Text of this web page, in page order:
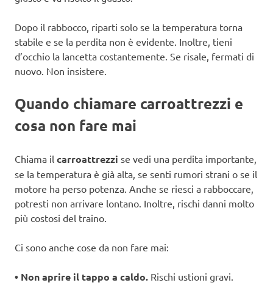
Dopo il rabbocco, riparti solo se la temperatura torna
stabile e se la perdita non è evidente. Inoltre, tieni
d’occhio la lancetta costantemente. Se risale, fermati di
nuovo. Non insistere.
Quando chiamare carroattrezzi e
cosa non fare mai
Chiama il carroattrezzi se vedi una perdita importante,
se la temperatura è già alta, se senti rumori strani o se il
motore ha perso potenza. Anche se riesci a rabboccare,
potresti non arrivare lontano. Inoltre, rischi danni molto
più costosi del traino.
Ci sono anche cose da non fare mai:
• Non aprire il tappo a caldo. Rischi ustioni gravi.